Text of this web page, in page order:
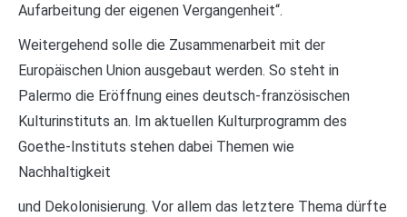
Aufarbeitung der eigenen Vergangenheit“.
Weitergehend solle die Zusammenarbeit mit der
Europäischen Union ausgebaut werden. So steht in
Palermo die Eröffnung eines deutsch-französischen
Kulturinstituts an. Im aktuellen Kulturprogramm des
Goethe-Instituts stehen dabei Themen wie
Nachhaltigkeit
und Dekolonisierung. Vor allem das letztere Thema dürfte